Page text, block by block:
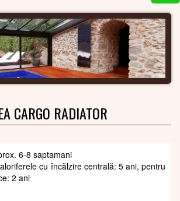
CARGO RADIATOR
6-8 saptamani
cu încălzire centrală: 5 ani, pentru
2 ani